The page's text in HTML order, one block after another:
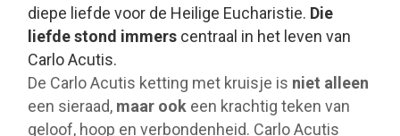
diepe liefde voor de Heilige Eucharistie. Die
liefde stond immers centraal in het leven van
Carlo Acutis.
De Carlo Acutis ketting met kruisje is niet alleen
een sieraad, maar ook een krachtig teken van
geloof, hoop en verbondenheid. Carlo Acutis